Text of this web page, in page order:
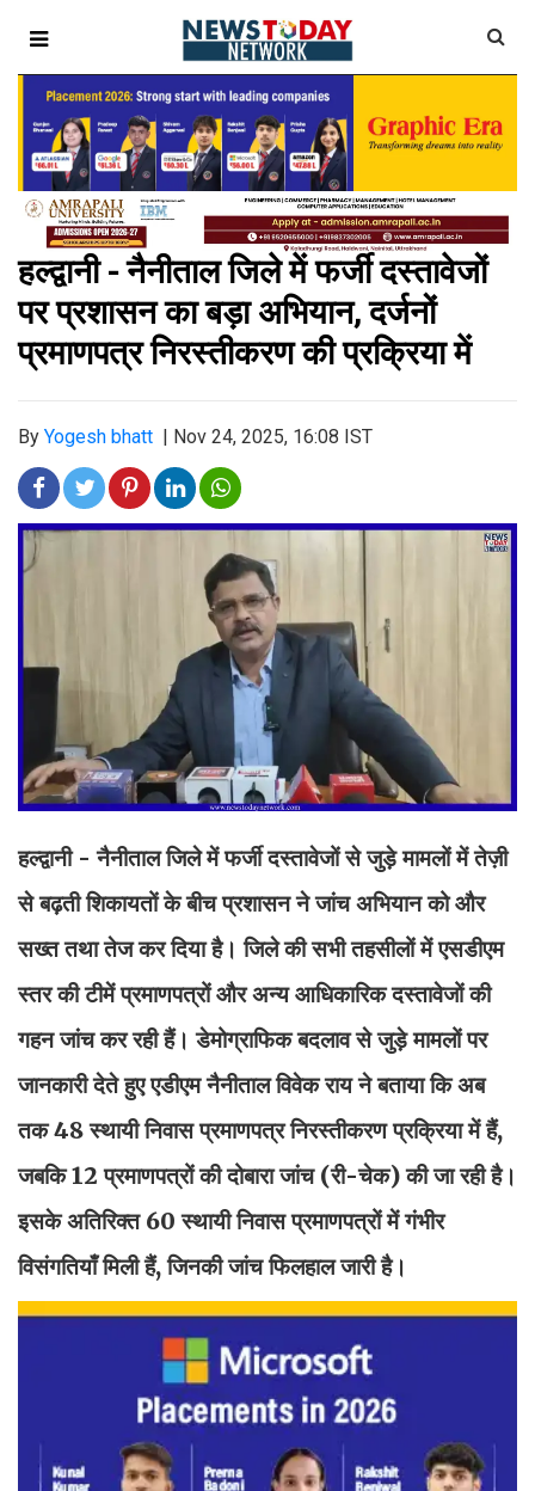
हल्द्वानी - नैनीताल जिले में फर्जी दस्तावेजों
पर प्रशासन का बड़ा अभियान, दर्जनों
प्रमाणपत्र निरस्तीकरण की प्रक्रिया में
By Yogesh bhatt Nov 24, 2025, 16:08 IST
हल्द्वानी - नैनीताल जिले में फर्जी दस्तावेजों से जुड़े मामलों में तेज़ी
से बढ़ती शिकायतों के बीच प्रशासन ने जांच अभियान को और
सख्त तथा तेज कर दिया है। जिले की सभी तहसीलों में एसडीएम
स्तर की टीमें प्रमाणपत्रों और अन्य आधिकारिक दस्तावेजों की
गहन जांच कर रही हैं। डेमोग्राफिक बदलाव से जुड़े मामलों पर
जानकारी देते हुए एडीएम नैनीताल विवेक राय ने बताया कि अब
तक 48 स्थायी निवास प्रमाणपत्र निरस्तीकरण प्रक्रिया में हैं,
जबकि 12 प्रमाणपत्रों की दोबारा जांच (री-चेक) की जा रही है।
इसके अतिरिक्त 60 स्थायी निवास प्रमाणपत्रों में गंभीर
विसंगतियाँ मिली हैं, जिनकी जांच फिलहाल जारी है।